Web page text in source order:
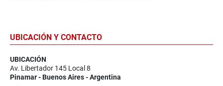
UBICACIÓN Y CONTACTO
UBICACIÓN
Av. Libertador 145 Local 8
Pinamar - Buenos Aires - Argentina